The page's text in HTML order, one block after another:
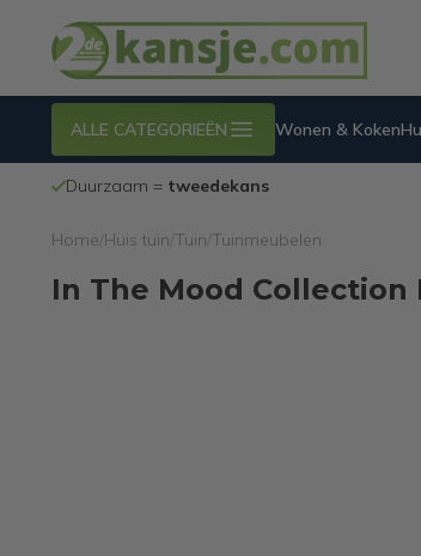
ALLE CATEGORIEËN Wonen & Koken
Duurzaam = tweedekans
Home Huis tuin Tuin Tuinmeubelen
In The Mood Collection